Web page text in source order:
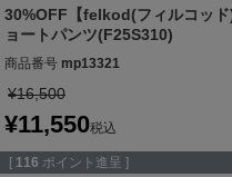
30%OFF【felkod(フィルコッ
ョートパンツ(F25S310)
商品番号 mp13321
¥16,500
¥11,550税込
[ 116 ポイント進呈 ]